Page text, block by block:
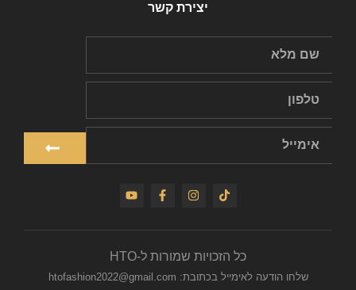
יצירת קשר
כל הזכויות שמורות ל-HTO
שלחו הודעה לאימייל בכתובת: htofashion2022@gmail.com